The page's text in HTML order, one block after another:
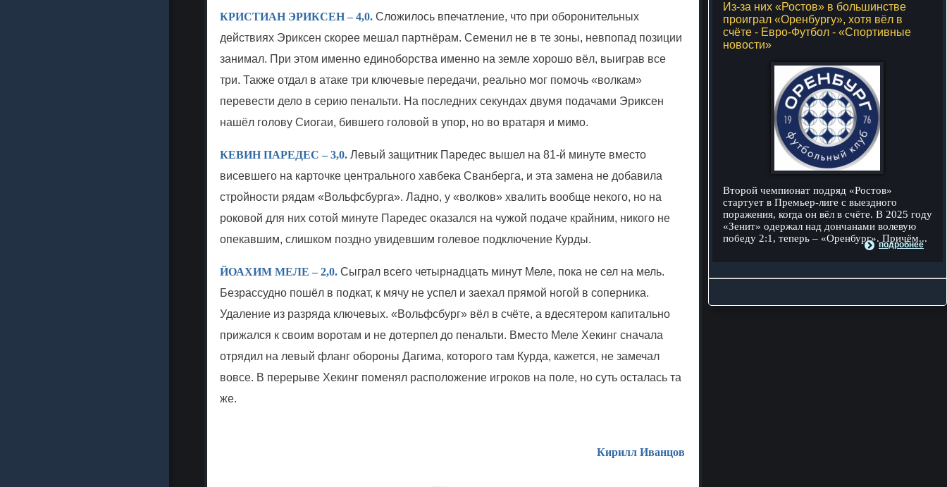
Из-за них «Ростов» в большинстве
проиграл «Оренбургу», хотя вёл в
счёте - Евро-Футбол - «Спортивные
новости»
Второй чемпионат подряд «Ростов»
стартует в Премьер-лиге с выездного
поражения, когда он вёл в счёте. В 2025 году
«Зенит» одержал над дончанами волевую
победу 2:1, теперь – «Оренбург». Причём...
подробнее
КРИСТИАН ЭРИКСЕН – 4,0. Сложилось впечатление, что при оборонительных
действиях Эриксен скорее мешал партнёрам. Семенил не в те зоны, невпопад позиции
занимал. При этом именно единоборства именно на земле хорошо вёл, выиграв все
три. Также отдал в атаке три ключевые передачи, реально мог помочь «волкам»
перевести дело в серию пенальти. На последних секундах двумя подачами Эриксен
нашёл голову Сиогаи, бившего головой в упор, но во вратаря и мимо.
КЕВИН ПАРЕДЕС – 3,0. Левый защитник Паредес вышел на 81-й минуте вместо
висевшего на карточке центрального хавбека Сванберга, и эта замена не добавила
стройности рядам «Вольфсбурга». Ладно, у «волков» хвалить вообще некого, но на
роковой для них сотой минуте Паредес оказался на чужой подаче крайним, никого не
опекавшим, слишком поздно увидевшим голевое подключение Курды.
ЙОАХИМ МЕЛЕ – 2,0. Сыграл всего четырнадцать минут Меле, пока не сел на мель.
Безрассудно пошёл в подкат, к мячу не успел и заехал прямой ногой в соперника.
Удаление из разряда ключевых. «Вольфсбург» вёл в счёте, а вдесятером капитально
прижался к своим воротам и не дотерпел до пенальти. Вместо Меле Хекинг сначала
отрядил на левый фланг обороны Дагима, которого там Курда, кажется, не замечал
вовсе. В перерыве Хекинг поменял расположение игроков на поле, но суть осталась та
же.
Кирилл Иванцов